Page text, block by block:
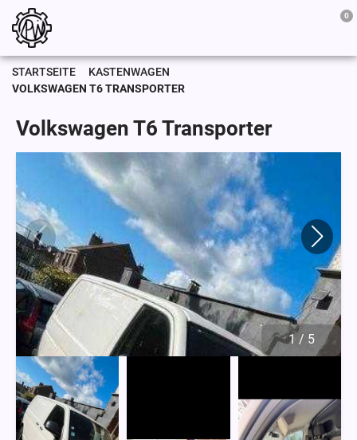
0
STARTSEITE
KASTENWAGEN
VOLKSWAGEN T6 TRANSPORTER
Volkswagen T6 Transporter
1 / 5